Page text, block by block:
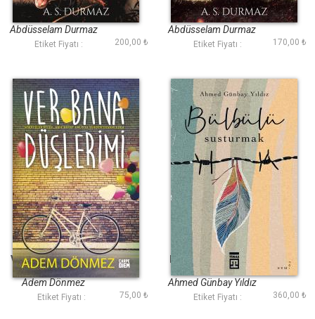
İlma III - Dunahın
Terazisi
Abdüsselam Durmaz
Etiket Fiyatı : 200,00 ₺
İlma I - Son Nişanlı
Abdüsselam Durmaz
Etiket Fiyatı : 170,00 ₺
Ver Bana Düşlerimi
(Ciltli Şömizli)
Adem Dönmez
Etiket Fiyatı : 75,00 ₺
Bülbülü Susturmak
Ahmed Günbay Yıldız
Etiket Fiyatı : 360,00 ₺